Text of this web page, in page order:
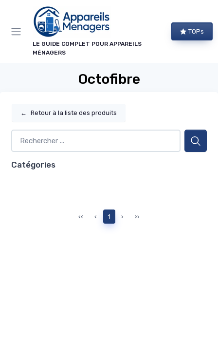
LE GUIDE COMPLET POUR APPAREILS
MÉNAGERS
TOPs
Octofibre
← Retour à la liste des produits
Catégories
‹‹ ‹ 1 › ››
Panneau de gestion des cookies